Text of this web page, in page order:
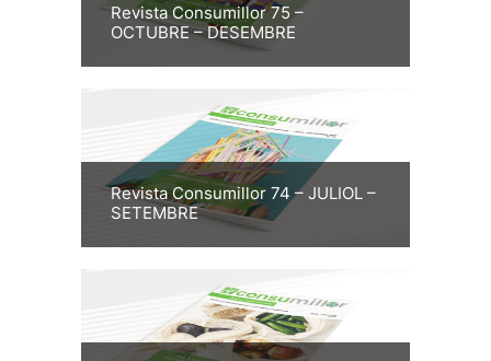
Revista Consumillor 75 –
OCTUBRE – DESEMBRE
Revista Consumillor 74 – JULIOL –
SETEMBRE